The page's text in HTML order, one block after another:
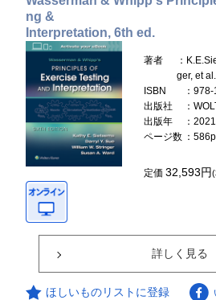
ng &
Interpretation, 6th ed.
著者
：
ger, et al.
ISBN
：
出版社
：
出版年
：
ページ数 ：
定価32,593円
詳しく見る
ほしいものリストに登録